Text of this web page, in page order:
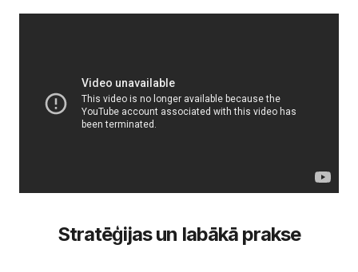
Stratēģijas un labākā prakse